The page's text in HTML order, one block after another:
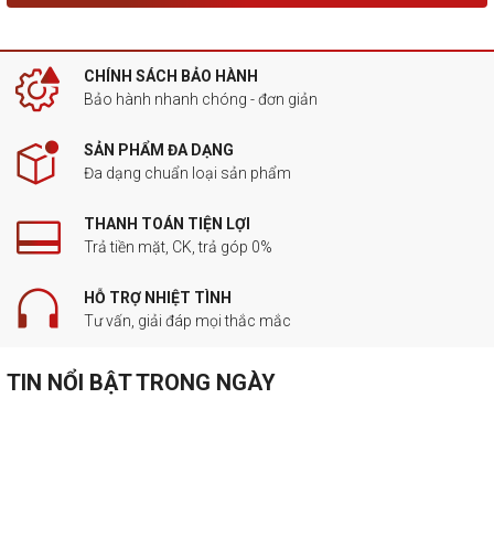
CHÍNH SÁCH BẢO HÀNH
Bảo hành nhanh chóng - đơn giản
SẢN PHẨM ĐA DẠNG
Đa dạng chuẩn loại sản phẩm
THANH TOÁN TIỆN LỢI
Trả tiền mặt, CK, trả góp 0%
HỖ TRỢ NHIỆT TÌNH
Tư vấn, giải đáp mọi thắc mắc
TIN NỔI BẬT TRONG NGÀY